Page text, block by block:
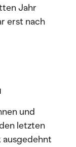
Jahr
erst nach
und
letzten
ausgedehnt